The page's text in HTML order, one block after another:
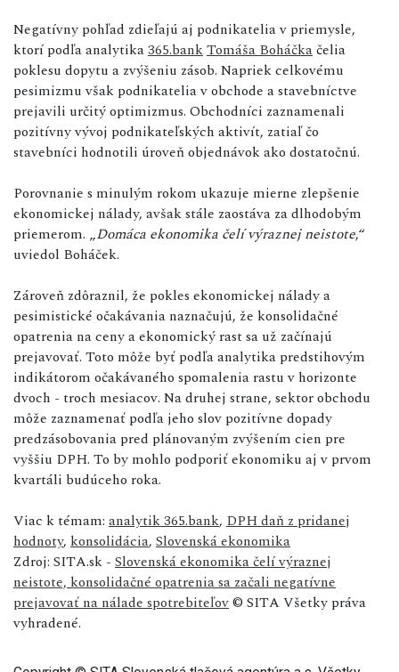
Negatívny pohľad zdieľajú aj podnikatelia v priemysle,
ktorí podľa analytika365.bankTomáša Boháčkačelia
poklesu dopytu a zvýšeniu zásob. Napriek celkovému
pesimizmu však podnikatelia v obchode a stavebníctve
prejavili určitý optimizmus. Obchodníci zaznamenali
pozitívny vývoj podnikateľských aktivít, zatiaľ čo
stavebníci hodnotili úroveň objednávok ako dostatočnú.
Porovnanie s minulým rokom ukazuje mierne zlepšenie
ekonomickej nálady, avšak stále zaostáva za dlhodobým
priemerom. „Domáca ekonomika čelí výraznej neistote,“
uviedol Boháček.
Zároveň zdôraznil, že pokles ekonomickej nálady a
pesimistické očakávania naznačujú, že konsolidačné
opatrenia na ceny a ekonomický rast sa už začínajú
prejavovať. Toto môže byť podľa analytika predstihovým
indikátorom očakávaného spomalenia rastu v horizonte
dvoch - troch mesiacov. Na druhej strane, sektor obchodu
môže zaznamenať podľa jeho slov pozitívne dopady
predzásobovania pred plánovaným zvýšením cien pre
vyššiu DPH. To by mohlo podporiť ekonomiku aj v prvom
kvartáli budúceho roka.
Viac k témam: analytik 365.bank, DPH daň z pridanej
hodnoty, konsolidácia, Slovenská ekonomika
Zdroj: SITA.sk - Slovenská ekonomika čelí výraznej
neistote, konsolidačné opatrenia sa začali negatívne
prejavovať na nálade spotrebiteľov© SITA Všetky práva
vyhradené.